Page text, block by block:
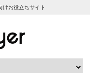
けお役立ちサイト